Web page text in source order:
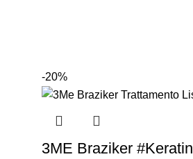
-20%
3ME Braziker